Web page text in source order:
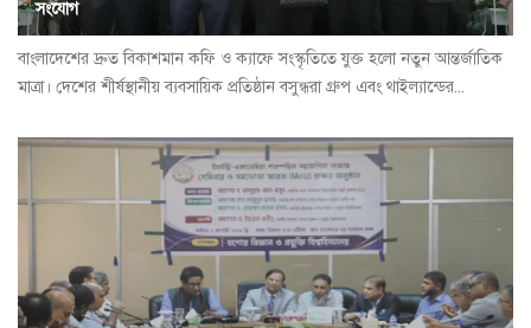
সংযোগ
বাংলাদেশের দ্রুত বিকাশমান কফি ও ক্যাফে সংস্কৃতিতে যুক্ত হলো নতুন আন্তর্জাতিক
মাত্রা। দেশের শীর্ষস্থানীয় ব্যবসায়িক প্রতিষ্ঠান বসুন্ধরা গ্রুপ এবং থাইল্যান্ডের...